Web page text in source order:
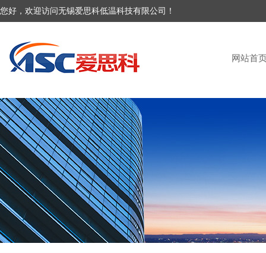
您好，欢迎访问无锡爱思科低温科技有限公司！
网站首